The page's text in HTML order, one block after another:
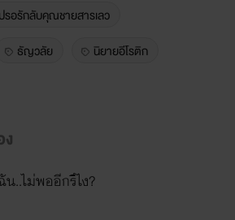
รอรักลับคุณชายสารเลว
ธัญวลัย
นิยายอีโรติก
..ไม่พออีกรึไง?